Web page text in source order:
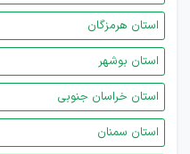
استان هرمزگان
استان بوشهر
استان خراسان جنوبی
استان سمنان